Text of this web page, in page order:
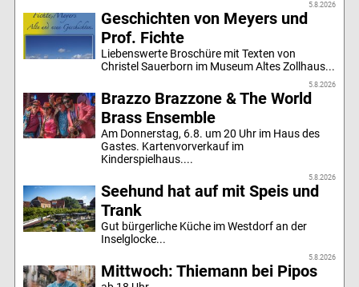
5.8.2026
Geschichten von Meyers und
Prof. Fichte
Liebenswerte Broschüre mit Texten von
Christel Sauerborn im Museum Altes Zollhaus...
5.8.2026
Brazzo Brazzone & The World
Brass Ensemble
Am Donnerstag, 6.8. um 20 Uhr im Haus des
Gastes. Kartenvorverkauf im
Kinderspielhaus....
5.8.2026
Seehund hat auf mit Speis und
Trank
Gut bürgerliche Küche im Westdorf an der
Inselglocke...
5.8.2026
Mittwoch: Thiemann bei Pipos